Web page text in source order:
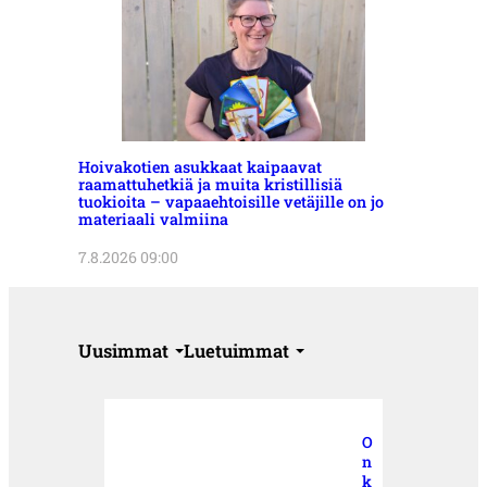
Hoivakotien asukkaat kaipaavat
raamattuhetkiä ja muita kristillisiä
tuokioita – vapaaehtoisille vetäjille on jo
materiaali valmiina
7.8.2026 09:00
Uusimmat Luetuimmat
O
n
k